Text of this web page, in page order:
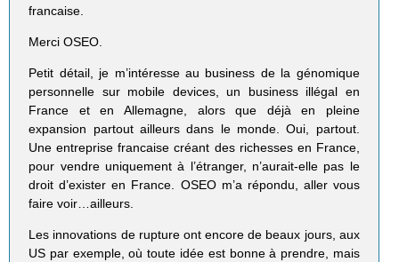
francaise.
Merci OSEO.
Petit détail, je m’intéresse au business de la génomique
personnelle sur mobile devices, un business illégal en
France et en Allemagne, alors que déjà en pleine
expansion partout ailleurs dans le monde. Oui, partout.
Une entreprise francaise créant des richesses en France,
pour vendre uniquement à l’étranger, n’aurait-elle pas le
droit d’exister en France. OSEO m’a répondu, aller vous
faire voir…ailleurs.
Les innovations de rupture ont encore de beaux jours, aux
US par exemple, où toute idée est bonne à prendre, mais